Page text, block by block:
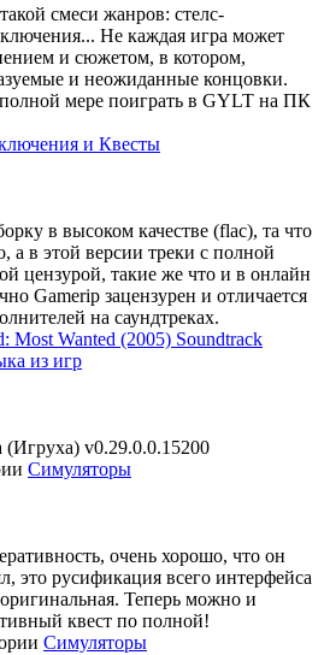
смеси жанров: стелс-
Не каждая игра может
и сюжетом, в котором,
и неожиданные концовки.
мере поиграть в GYLT на ПК
и Квесты
в высоком качестве (flac), та что
а в этой версии треки с полной
цензурой, такие же что и в онлайн
Gamerip зацензурен и отличается
на саундтреках.
Most Wanted (2005) Soundtrack
из игр
(Игруха) v0.29.0.0.15200
Симуляторы
очень хорошо, что он
это русификация всего интерфейса
Теперь можно и
квест по полной!
Симуляторы